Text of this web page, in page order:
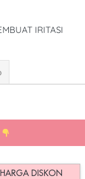
IRITASI
HARGA DISKON